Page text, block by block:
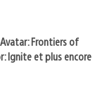
Frontiers of
Ignite et plus encore